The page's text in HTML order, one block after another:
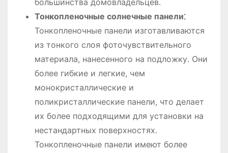
большинства домовладельцев․
Тонкопленочные солнечные панели⁚
Тонкопленочные панели изготавливаются
из тонкого слоя фоточувствительного
материала, нанесенного на подложку․ Они
более гибкие и легкие, чем
монокристаллические и
поликристаллические панели, что делает
их более подходящими для установки на
нестандартных поверхностях․
Тонкопленочные панели имеют более